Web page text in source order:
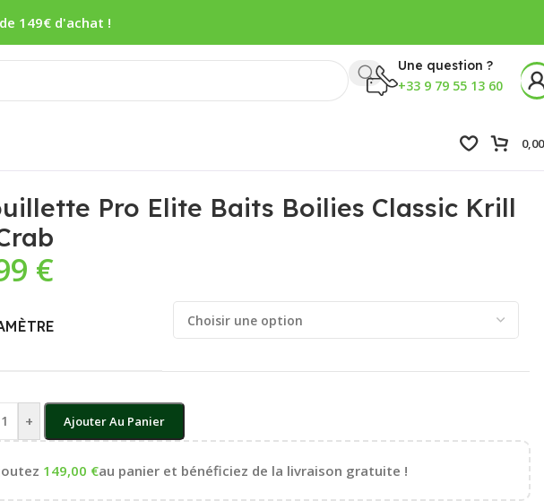
149€ d'achat !
Une question ?
+33 9 79 55 13 60
Pro Elite Baits Boilies Classic Krill
€
+ Ajouter Au Panier
149,00 €au panier et bénéficiez de la livraison gratuite !